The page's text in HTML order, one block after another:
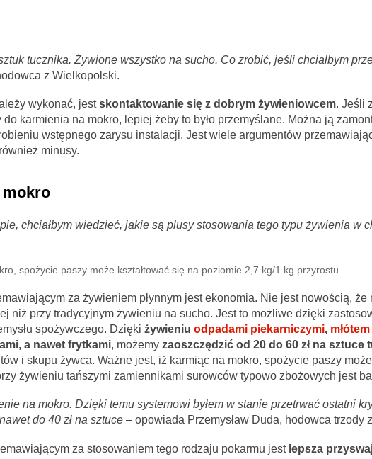
tucznika. Żywione wszystko na sucho. Co zrobić, jeśli chciałbym
z Wielkopolski.
wykonać, jestskontaktowanie się z dobrym żywieniowcem. Jeśli
karmienia na mokro, lepiej żeby to było przemyślane. Można ją
wstępnego zarysu instalacji. Jest wiele argumentów
minusy.
mokro
chciałbym wiedzieć, jakie są plusy stosowania tego typu żywienia w
spożycie paszy może kształtować się na poziomie 2,7 kg/1 kg przyrostu.
za żywieniem płynnym jest ekonomia. Nie jest nowością,
niż przy tradycyjnym żywieniu na sucho. Jest to możliwe dzięki
spożywczego. Dzięki żywieniu odpadami piekarniczymi,
a nawet frytkami, możemy zaoszczędzić od 20 do 60 zł na sztuce
i skupu żywca. Ważne jest, iż karmiąc na mokro, spożycie paszy
żywieniu tańszymi zamiennikami surowców typowo zbożowych jest
na mokro. Dzięki temu systemowi byłem w stanie przetrwać ostatni
do 40 zł na sztuce – opowiada Przemysław Duda, hodowca trzody z
za stosowaniem tego rodzaju pokarmu jest lepsza